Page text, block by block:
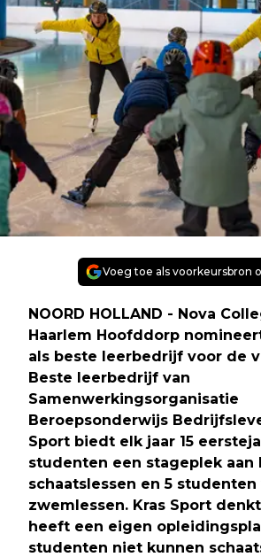
Voeg toe als voorkeursbron
NOORD HOLLAND - Nova
Haarlem Hoofddorp
als beste leerbedrijf voor de
Beste leerbedrijf van
Samenwerkingsorganisatie
Beroepsonderwijs
Sport biedt elk jaar 15
studenten een stageplek aan
schaatslessen en 5
zwemlessen. Kras Sport
heeft een eigen
studenten niet kunnen